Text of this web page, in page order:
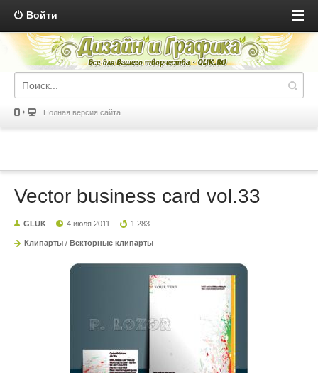
Войти
Полная версия сайта
Vector business card vol.33
GLUK 4 июля 2011 1 283
Клипарты / Векторные клипарты